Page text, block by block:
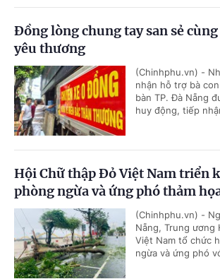
Đồng lòng chung tay san sẻ
yêu thương
(Chinhphu.vn) -
nhận hỗ trợ bà
bàn TP. Đà Nẵng
huy động, tiếp
Hội Chữ thập Đỏ Việt Nam triển
phòng ngừa và ứng phó thảm
(Chinhphu.vn) -
Nẵng, Trung ương
Việt Nam tổ chức
ngừa và ứng phó